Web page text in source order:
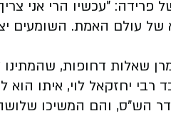
פרידה: "עכשיו הרי אני
של עולם האמת. השומעים
שאלות דחופות,
יחזקאל לוי, איתו
הש"ס, והם המשיכו